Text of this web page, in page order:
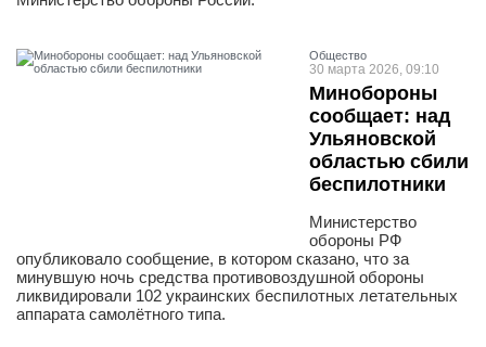
Общество
30 марта 2026, 09:10
Минобороны
сообщает: над
Ульяновской
областью сбили
беспилотники
Министерство
обороны РФ
опубликовало сообщение, в котором сказано, что за
минувшую ночь средства противовоздушной обороны
ликвидировали 102 украинских беспилотных летательных
аппарата самолётного типа.